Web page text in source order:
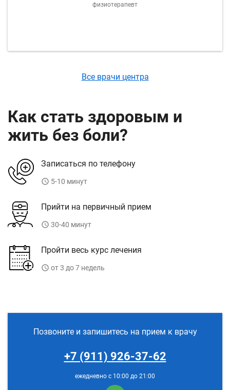
физиотерапевт
Все врачи центра
Как стать здоровым и
жить без боли?
Записаться по телефону
access_time 5-10 минут
Прийти на первичный прием
access_time 30-40 минут
Пройти весь курс лечения
access_time от 3 до 7 недель
Позвоните и запишитесь на прием к врачу
+7 (911) 926-37-62
ежедневно с 10:00 до 21:00